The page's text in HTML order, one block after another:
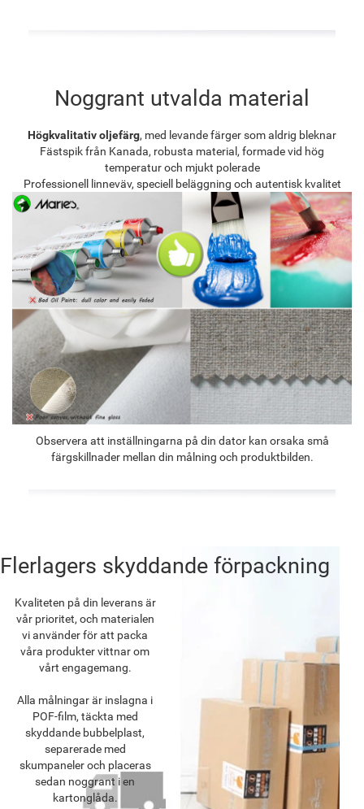
Noggrant utvalda material
Högkvalitativ oljefärg, med levande färger som aldrig bleknar
Fästspik från Kanada, robusta material, formade vid hög
temperatur och mjukt polerade
Professionell linneväv, speciell beläggning och autentisk kvalitet
Observera att inställningarna på din dator kan orsaka små
färgskillnader mellan din målning och produktbilden.
Flerlagers skyddande förpackning
Kvaliteten på din leverans är
vår prioritet, och materialen
vi använder för att packa
våra produkter vittnar om
vårt engagemang.
Alla målningar är inslagna i
POF-film, täckta med
skyddande bubbelplast,
separerade med
skumpaneler och placeras
sedan noggrant i en
kartonglåda.